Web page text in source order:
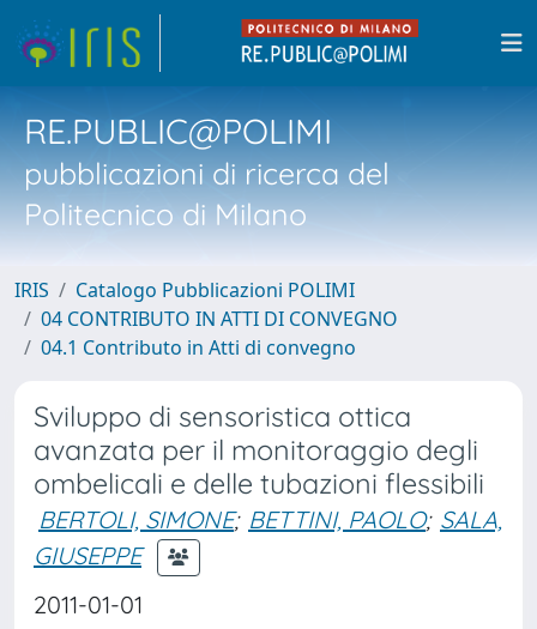
RE.PUBLIC@POLIMI
pubblicazioni di ricerca del
Politecnico di Milano
IRIS
Catalogo Pubblicazioni POLIMI
04 CONTRIBUTO IN ATTI DI CONVEGNO
04.1 Contributo in Atti di convegno
Sviluppo di sensoristica ottica
avanzata per il monitoraggio degli
ombelicali e delle tubazioni flessibili
BERTOLI, SIMONE; BETTINI, PAOLO; SALA,
GIUSEPPE
2011-01-01